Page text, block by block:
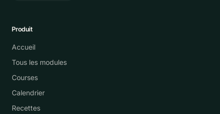
Produit
Accueil
Tous les modules
Courses
Calendrier
Recettes